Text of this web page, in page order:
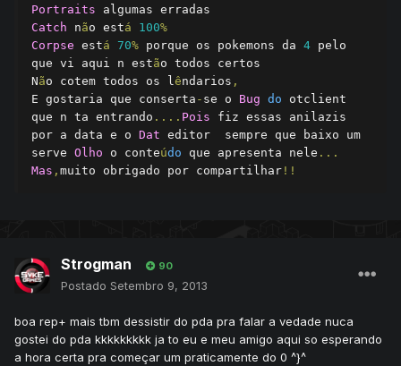
Portraits
Catch não está 100%
Corpse está 70% porque os pokemons da 4 pelo
que vi aqui n estão todos certos
Não cotem todos os lêndarios ,
E gostaria que conserta - se o Bug do otclient
que n ta entrando .... Pois fiz essas anilazis
por a data e o Dat editor  sempre que baixo um
serve Olho o conteúdo que apresenta nele ...
Mas , muito obrigado por compartilhar !!
Strogman 90
Postado Setembro 9, 2013
boa rep+ mais tbm dessistir do pda pra falar a vedade nuca
gostei do pda kkkkkkkkk ja to eu e meu amigo aqui so esperando
a hora certa pra começar um praticamente do 0 ^}^